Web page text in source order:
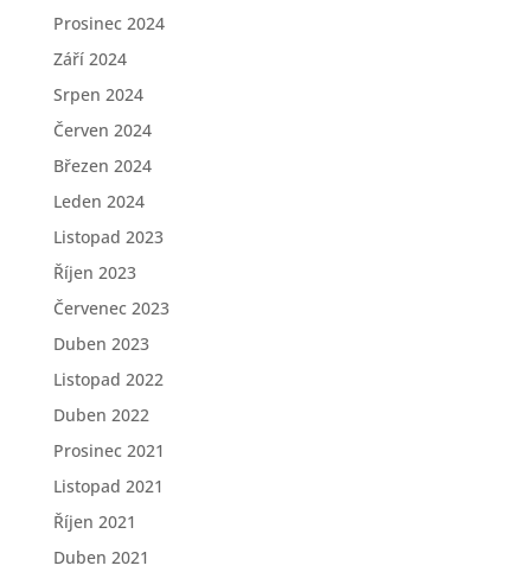
Prosinec 2024
Září 2024
Srpen 2024
Červen 2024
Březen 2024
Leden 2024
Listopad 2023
Říjen 2023
Červenec 2023
Duben 2023
Listopad 2022
Duben 2022
Prosinec 2021
Listopad 2021
Říjen 2021
Duben 2021